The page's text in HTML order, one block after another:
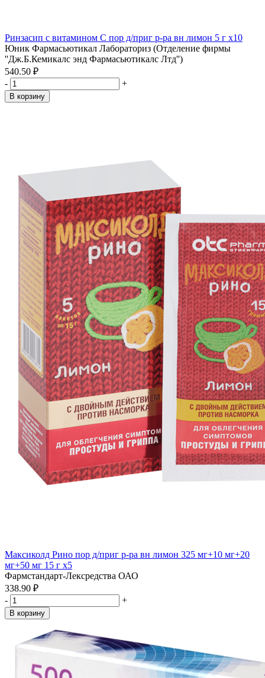
Ринзасип с витамином С пор д/приг р-ра вн лимон 5 г x10
Юник Фармасьютикал Лабораториз (Отделение фирмы
''Дж.Б.Кемикалс энд Фармасьютикалс Лтд'')
540.50 ₽
-
+
В корзину
Максиколд Рино пор д/приг р-ра вн лимон 325 мг+10 мг+20
мг+50 мг 15 г x5
Фармстандарт-Лексредства ОАО
338.90 ₽
-
+
В корзину